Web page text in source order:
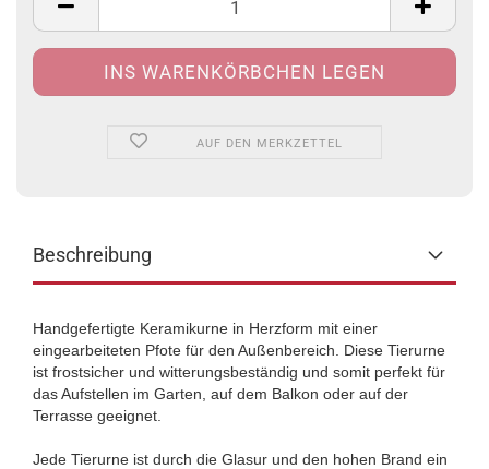
AUF DEN MERKZETTEL
Beschreibung
Handgefertigte Keramikurne in Herzform mit einer
eingearbeiteten Pfote für den Außenbereich. Diese Tierurne
ist frostsicher und witterungsbeständig und somit perfekt für
das Aufstellen im Garten, auf dem Balkon oder auf der
Terrasse geeignet.
Jede Tierurne ist durch die Glasur und den hohen Brand ein